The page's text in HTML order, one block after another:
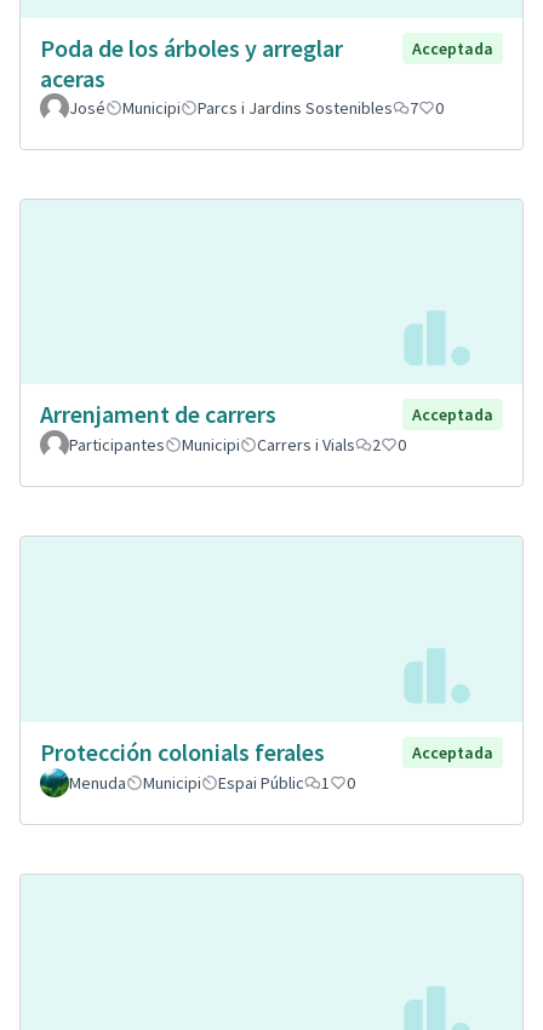
Poda de los árboles y arreglar
aceras
Acceptada
José Municipi Parcs i Jardins Sostenibles 7 0
Arrenjament de carrers
Acceptada
Participantes
Municipi Carrers i Vials 2 0
Protección colonials ferales
Acceptada
Menuda
Municipi Espai Públic 1 0